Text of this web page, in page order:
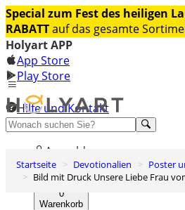
Special zum Fest des heiligen
RABATTauf das gesamte
Holyart APP
App Store
Play Store
Hilfe und Kontakt
Entdecken Sie Premium
Anmelden
Wunschliste
0
Warenkorb
Startseite Devotionalien
Poster
Bild mit Druck Unsere Liebe Frau